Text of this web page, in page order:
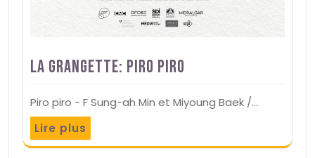
La Grangette: Piro piro
Piro piro - F Sung-ah Min et Miyoung Baek /…
Lire plus